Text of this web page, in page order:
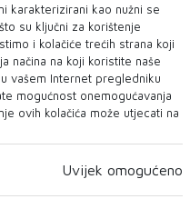
karakterizirani kao nužni se
su ključni za korištenje
i kolačiće trećih strana koji
načina na koji koristite naše
vašem Internet pregledniku
mogućnost onemogućavanja
ovih kolačića može utjecati na
Uvijek omogućeno